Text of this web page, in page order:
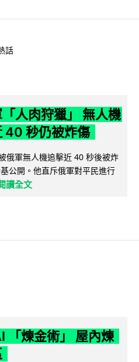
話
人肉狩獵」 無人機
40 秒仍被炸傷
俄軍無人機追擊近 40 秒後被炸
公開。他直斥俄軍對平民進行
讀全文
「煉金術」 屋內煉